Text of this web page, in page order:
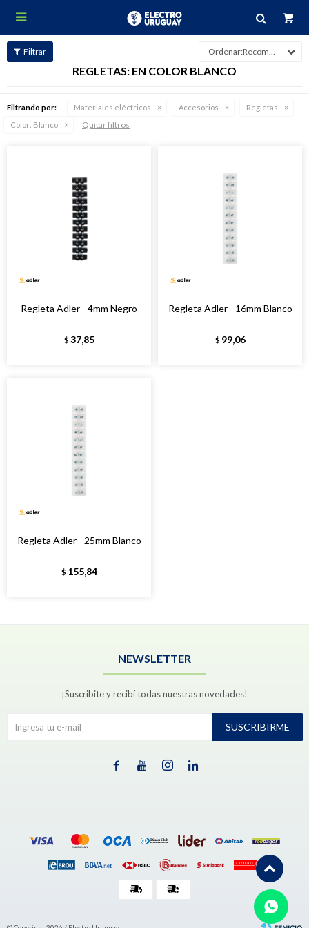

Recomendados
REGLETAS: EN COLOR BLANCO
Filtrando por: Materiales eléctricos Accesorios
Regletas
Color: Blanco Quitar filtros
Regleta Adler - 4mm Negro
$ 37,85
Regleta Adler - 16mm Blanco
$ 99,06
Regleta Adler - 25mm Blanco
$ 155,84
NEWSLETTER
¡Suscribite y recibí todas nuestras novedades!
SUSCRIBIRME
   